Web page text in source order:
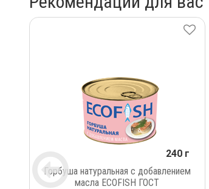
240 г
Горбуша натуральная с добавлением
масла ECOFISH ГОСТ